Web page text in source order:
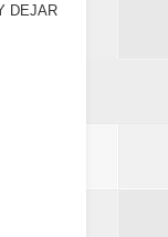
DEJAR